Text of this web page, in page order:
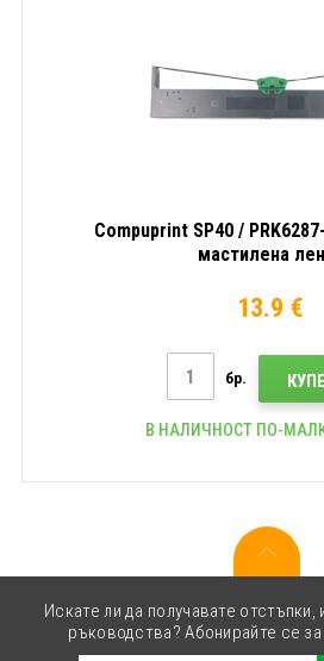
Compuprint SP40 /
мастилена
13.9 €
бр.
В НАЛИЧНОСТ ПО-
Искате ли да получавате отстъпки,
ръководства? Абонирайте се